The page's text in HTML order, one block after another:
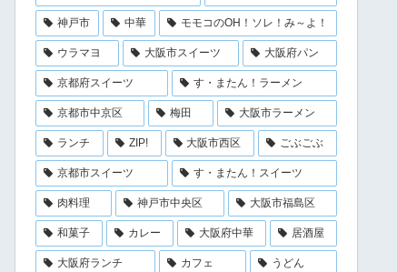
神戸市 中華 モモコのOH！ソレ！み～よ！
ウラマヨ 大阪市スイーツ 大阪府パン
京都府スイーツ す・またん！ラーメン
京都市中京区 梅田 大阪市ラーメン
ランチ ZIP! 大阪市西区 ごぶごぶ
京都市スイーツ す・またん！スイーツ
肉料理 神戸市中央区 大阪市福島区
和菓子 カレー 大阪府中華 居酒屋
大阪府ランチ カフェ うどん